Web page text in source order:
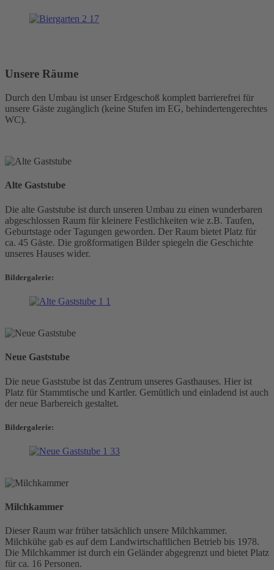
Unsere Räume
Durch den Umbau ist unser Erdgeschoß komplett barrierefrei für
unsere Gäste zugänglich (keine Stufen im EG, behindertengerechtes
WC).
Alte Gaststube
Die alte Gaststube ist durch unseren Umbau zu einen wunderbaren
abgeschlossen Raum für kleinere Festlichkeiten wie z.B. Taufen,
Geburtstage oder Tagungen geworden. Der Raum bietet Platz für
ca. 45 Gäste. Die großformatigen Bilder spiegeln die Geschichte
unseres Hauses wider.
Bildergalerie:
Neue Gaststube
Die neue Gaststube ist das Zentrum unseres Gasthauses. Hier ist
Platz für Stammtische und Kartler. Gemütlich und einladend ist auch
der neue Barbereich gestaltet.
Bildergalerie:
Milchkammer
Dieser Raum war früher tatsächlich unsere Milchkammer.
Milchkühe gab es auf dem Landwirtschaftlichen Betrieb bis 1978.
Die Milchkammer ist durch ein Geländer abgegrenzt und bietet Platz
für ca. 16 Personen.